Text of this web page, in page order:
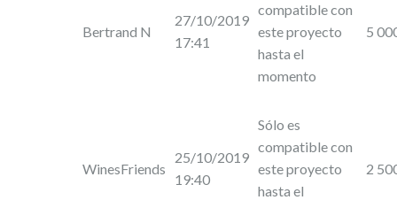
Bertrand N
27/10/2019
17:41
compatible con
este proyecto
hasta el
momento
5
WinesFriends
25/10/2019
19:40
Sólo es
compatible con
este proyecto
hasta el
2